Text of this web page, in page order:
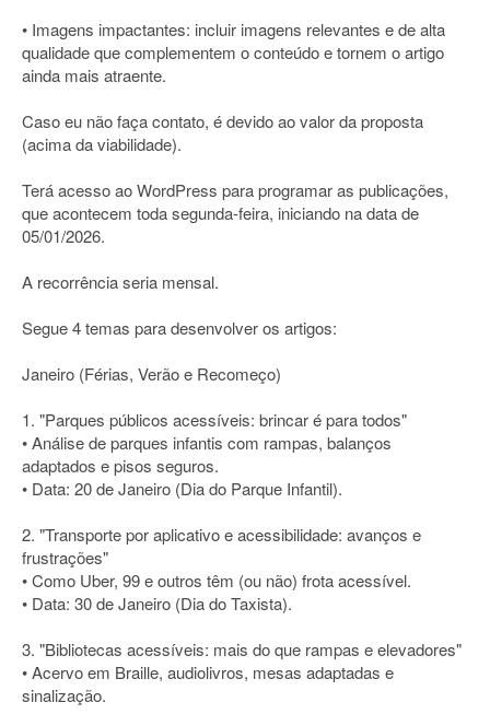
• Imagens impactantes: incluir imagens relevantes e de alta
qualidade que complementem o conteúdo e tornem o artigo
ainda mais atraente.
Caso eu não faça contato, é devido ao valor da proposta
(acima da viabilidade).
Terá acesso ao WordPress para programar as publicações,
que acontecem toda segunda-feira, iniciando na data de
05/01/2026.
A recorrência seria mensal.
Segue 4 temas para desenvolver os artigos:
Janeiro (Férias, Verão e Recomeço)
1. "Parques públicos acessíveis: brincar é para todos"
• Análise de parques infantis com rampas, balanços
adaptados e pisos seguros.
• Data: 20 de Janeiro (Dia do Parque Infantil).
2. "Transporte por aplicativo e acessibilidade: avanços e
frustrações"
• Como Uber, 99 e outros têm (ou não) frota acessível.
• Data: 30 de Janeiro (Dia do Taxista).
3. "Bibliotecas acessíveis: mais do que rampas e elevadores"
• Acervo em Braille, audiolivros, mesas adaptadas e
sinalização.